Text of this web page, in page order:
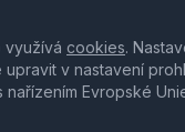
využívá cookies.
v nastavení
Evropské